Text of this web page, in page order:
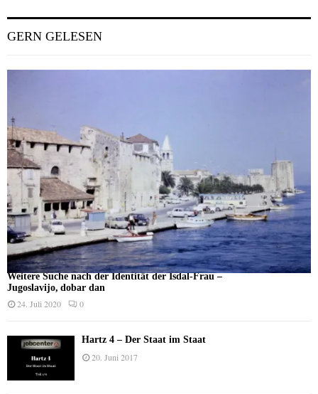
GERN GELESEN
Weitere Suche nach der Identität der Isdal-Frau –
Jugoslavijo, dobar dan
24. Juli 2020 0
Hartz 4 – Der Staat im Staat
20. Juni 2017